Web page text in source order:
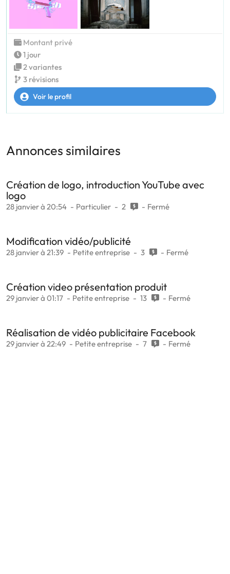
Montant privé
1 jour
2 variantes
3 révisions
Voir le profil
Annonces similaires
Création de logo, introduction YouTube avec
logo
28 janvier à 20:54 Particulier 2 Fermé
Modification vidéo/publicité
28 janvier à 21:39 Petite entreprise 3 Fermé
Création video présentation produit
29 janvier à 01:17 Petite entreprise 13 Fermé
Réalisation de vidéo publicitaire Facebook
29 janvier à 22:49 Petite entreprise 7 Fermé